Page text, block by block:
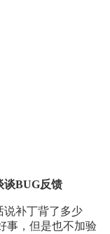
谈BUG反馈
说补丁背了多少
事，但是也不加验